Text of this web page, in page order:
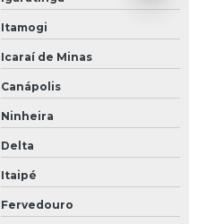
Itamogi
Icaraí de Minas
Canápolis
Ninheira
Delta
Itaipé
Fervedouro